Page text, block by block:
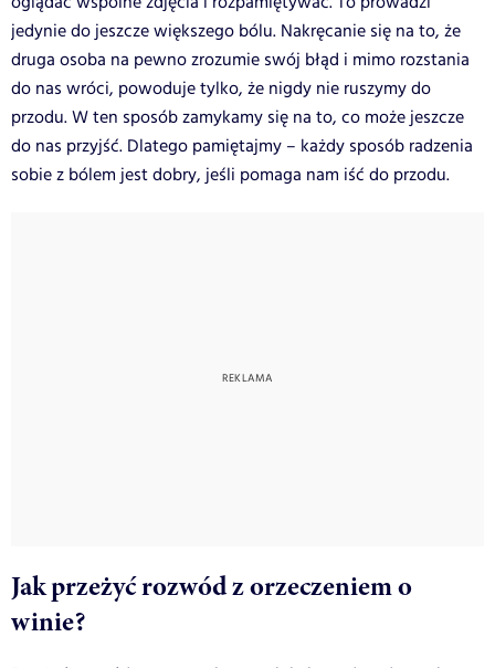
jedynie do jeszcze większego bólu. Nakręcanie się na to, że
druga osoba na pewno zrozumie swój błąd i mimo rozstania
do nas wróci, powoduje tylko, że nigdy nie ruszymy do
przodu. W ten sposób zamykamy się na to, co może jeszcze
do nas przyjść. Dlatego pamiętajmy – każdy sposób radzenia
sobie z bólem jest dobry, jeśli pomaga nam iść do przodu.
Jak przeżyć rozwód z orzeczeniem o
winie?